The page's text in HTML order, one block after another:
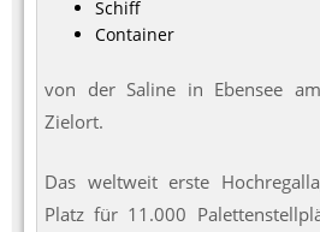
Schiff
Container
von der Saline in Ebensee
Zielort.
Das weltweit erste
Platz für 11.000